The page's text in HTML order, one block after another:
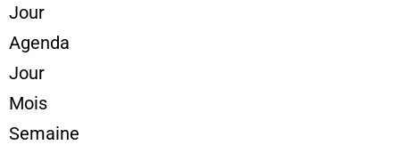
Jour
Agenda
Jour
Mois
Semaine